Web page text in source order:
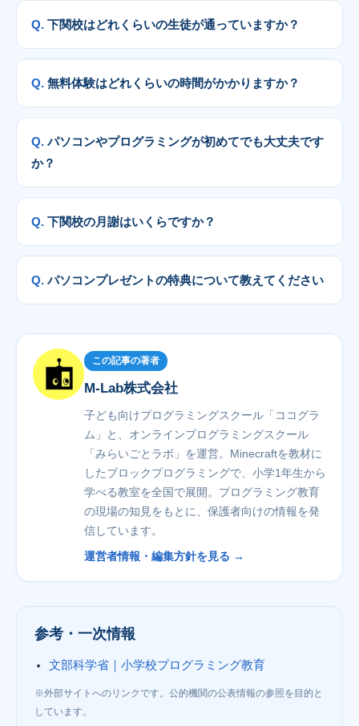
下関校はどれくらいの生徒が通っていますか？
無料体験はどれくらいの時間がかかりますか？
パソコンやプログラミングが初めてでも大丈夫です
か？
下関校の月謝はいくらですか？
パソコンプレゼントの特典について教えてください
この記事の著者
M-Lab株式会社
子ども向けプログラミングスクール「ココグラ
ム」と、オンラインプログラミングスクール
「みらいごとラボ」を運営。Minecraftを教材に
したブロックプログラミングで、小学1年生から
学べる教室を全国で展開。プログラミング教育
の現場の知見をもとに、保護者向けの情報を発
信しています。
運営者情報・編集方針を見る →
参考・一次情報
文部科学省｜小学校プログラミング教育
※外部サイトへのリンクです。公的機関の公表情報の参照を目的と
しています。